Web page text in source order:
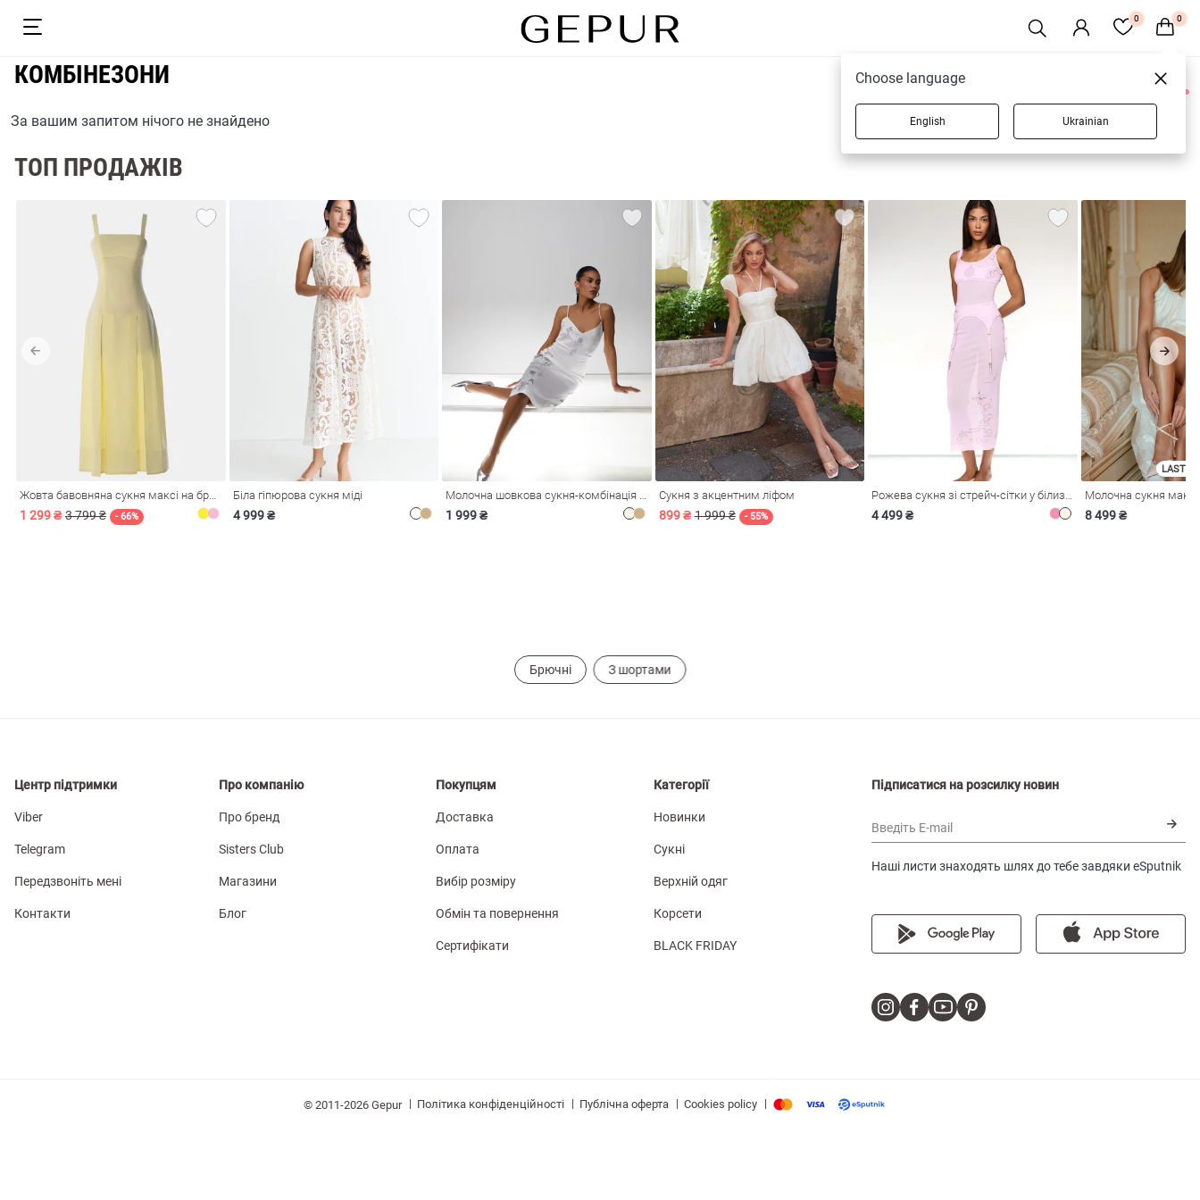
0 0
На
КОМБІНЕЗОНИ
0 товарів
За вашим запитом нічого не знайдено
ТОП ПРОДАЖІВ
1 299 ₴ 3 799 ₴ - 66%
Біла гіпюрова сукня міді
4 999 ₴ 1 999 ₴
Сукня з акцентним ліфом
899 ₴ 1 999 ₴ - 55% 4 499 ₴
LAST
8 499 ₴
Брючні З шортами
Центр підтримки
Viber
Telegram
Передзвоніть мені
Контакти
Про компанію
Про бренд
Sisters Club
Магазини
Блог
Покупцям
Доставка
Оплата
Вибір розміру
Обмін та повернення
Сертифікати
Категорії
Новинки
Сукні
Верхній одяг
Корсети
BLACK FRIDAY
Підписатися на розсилку новин
Введіть E-mail
Наші листи знаходять шлях до тебе завдяки eSputnik
© 2011-2026 Gepur | Політика конфіденційності | Публічна оферта | Cookies policy |
Choose language
English Ukrainian